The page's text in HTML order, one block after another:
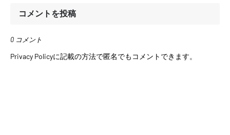
コメントを投稿
0 コメント
Privacy Policyに記載の方法で匿名でもコメントできます。